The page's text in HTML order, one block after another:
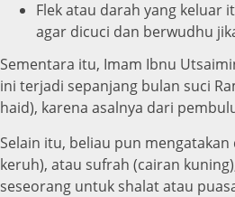
Flek atau darah yang keluar
agar dicuci dan berwudhu
Sementara itu, Imam Ibnu
ini terjadi sepanjang bulan suci
haid), karena asalnya dari
Selain itu, beliau pun
keruh), atau sufrah (cairan
seseorang untuk shalat atau